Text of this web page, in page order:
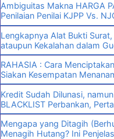
Ambiguitas Makna HARGA
Penilaian Penilai KJPP Vs.
Lengkapnya Alat Bukti
ataupun Kekalahan dalam
RAHASIA : Cara
Siakan Kesempatan
Kredit Sudah Dilunasi,
BLACKLIST Perbankan,
Mengapa yang Ditagih
Menagih Hutang? Ini